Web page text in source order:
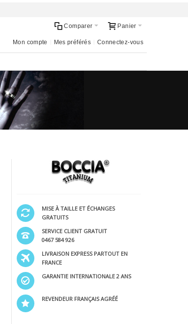
Panier
Comparer
Mon compte Mes préférés Connectez-vous
MISE À TAILLE ET ÉCHANGES
GRATUITS
SERVICE CLIENT GRATUIT
0467 584 926
LIVRAISON EXPRESS PARTOUT EN
FRANCE
GARANTIE INTERNATIONALE 2 ANS
REVENDEUR FRANÇAIS AGRÉÉ